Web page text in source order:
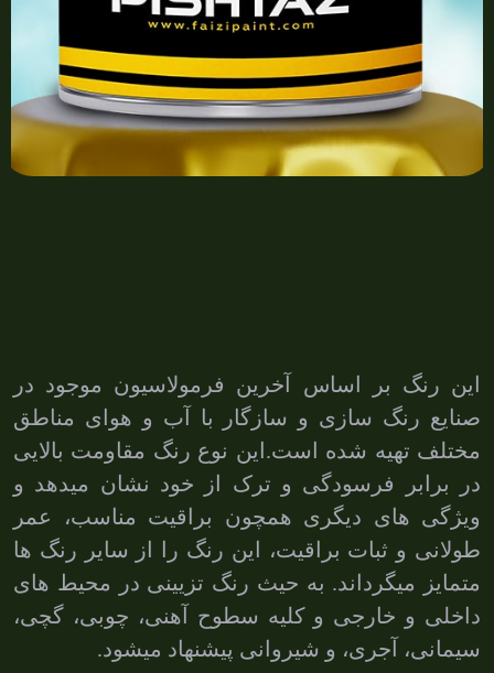
این رنگ بر اساس آخرین فرمولاسیون موجود در
صنایع رنگ سازی و سازگار با آب و هوای مناطق
مختلف تهیه شده است.این نوع رنگ مقاومت بالایی
در برابر فرسودگی و ترک از خود نشان میدهد و
ویژگی های دیگری همچون براقیت مناسب، عمر
طولانی و ثبات براقیت، این رنگ را از سایر رنگ ها
متمایز میگرداند. به حیث رنگ تزیینی در محیط های
داخلی و خارجی و کلیه سطوح آهنی، چوبی، گچی،
سیمانی، آجری، و شیروانی پیشنهاد میشود.